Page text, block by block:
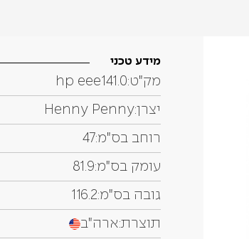
מידע טכני
מק"ט:hp eee141.0
יצרן:Henny Penny
רוחב בס"מ:47
עומק בס"מ:81.9
גובה בס"מ:116.2
תוצרת:ארה"ב